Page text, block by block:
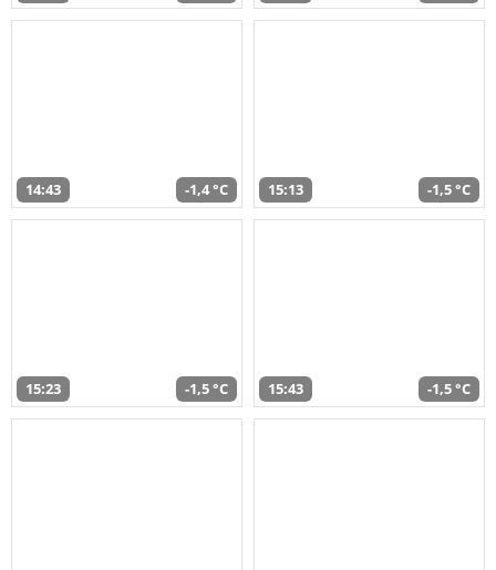
14:43 -1,4 °C 15:13 -1,5 °C
15:23 -1,5 °C 15:43 -1,5 °C